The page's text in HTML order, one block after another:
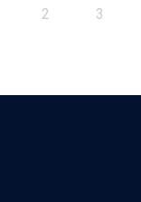
2 3